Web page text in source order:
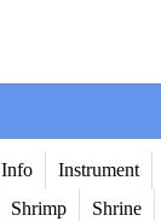
Info Instrument
Shrimp Shrine